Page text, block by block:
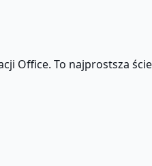
Office. To najprostsza